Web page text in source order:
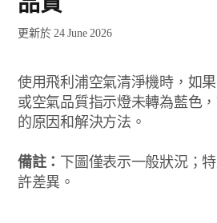
更新於 24 June 2026
使用飛利浦空氣清淨機時，如
或空氣品質指示燈未轉為藍色
的原因和解決方法。
備註：
下圖僅表示一般狀況；
許差異。